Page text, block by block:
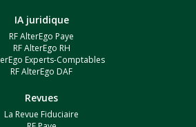
IA juridique
RF AlterEgo Paye
RF AlterEgo RH
Experts-Comptables
RF AlterEgo DAF
Revues
La Revue Fiduciaire